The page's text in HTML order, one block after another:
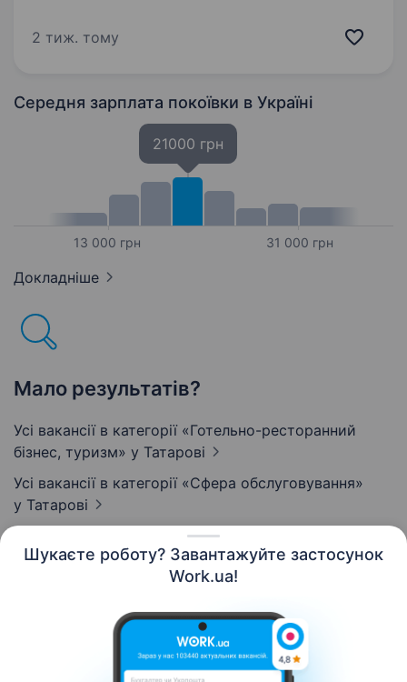
Шукаєте роботу? Завантажуйте застосунок
Work.ua!
значення Вітаємо! Chalet Venterivka —
2 тиж. тому
Середня зарплата покоївки в Україні
13 000 грн
21000 грн
31 000 грн
Докладніше
Мало результатів?
Усі вакансії в категорії «Готельно-ресторанний
бізнес, туризм» у Татарові
Усі вакансії в категорії «Сфера обслуговування»
у Татарові